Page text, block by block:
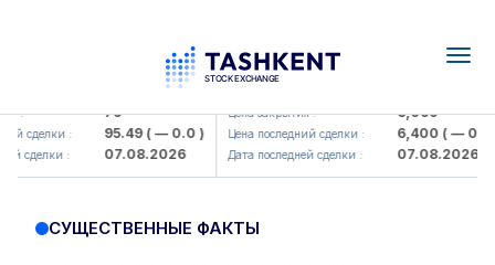
: 79
сделки : 95.49( — 0.0 )
сделки : 07.08.2026
UZMK (<O'zmetkombinat> AJ)
Цена закрытия : 6,099
Цена последний сделки : 6,400( — 0.0 )
Дата последней сделки : 07.08.2026
СУЩЕСТВЕННЫЕ ФАКТЫ